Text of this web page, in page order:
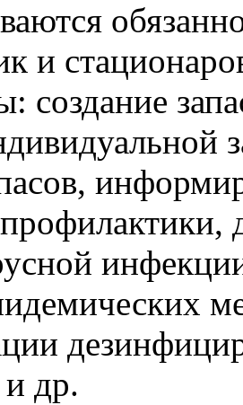
и
создание
и др.